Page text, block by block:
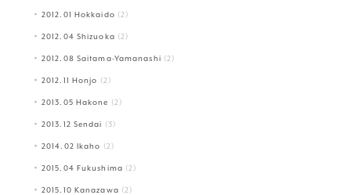
2012.01 Hokkaido (2)
2012.04 Shizuoka (2)
2012.08 Saitama-Yamanashi (2)
2012.11 Honjo (2)
2013.05 Hakone (2)
2013.12 Sendai (3)
2014.02 Ikaho (2)
2015.04 Fukushima (2)
2015.10 Kanazawa (2)